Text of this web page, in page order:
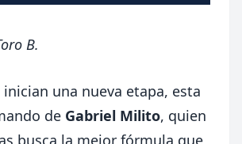
B.
inician una nueva etapa, esta
de Gabriel Milito, quien